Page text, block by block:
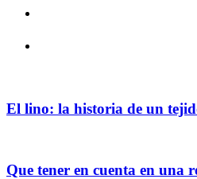
El lino: la historia de un
Que tener en cuenta en una